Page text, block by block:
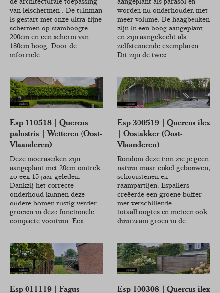
van leischermen . De tuinman
is gestart met onze ultra-fijne
schermen op stamhoogte
200cm en een scherm van
180cm hoog. Door de
informele...
worden nu onderhouden met
meer volume. De haagbeuken
zijn in een boog aangeplant
en zijn aangekocht als
zelfsteunende exemplaren.
Dit zijn de twee...
Esp 110518 | Quercus
palustris | Wetteren (Oost-
Vlaanderen)
Deze moeraseiken zijn
aangeplant met 20cm omtrek
zo een 15 jaar geleden.
Dankzij het correcte
onderhoud kunnen deze
oudere bomen rustig verder
groeien in deze functionele
compacte voortuin. Een...
Esp 300519 | Quercus ilex
| Oostakker (Oost-
Vlaanderen)
Rondom deze tuin zie je geen
natuur maar enkel gebouwen,
schoorstenen en
raampartijen. Espaliers
creëerde een groene buffer
met verschillende
totaalhoogtes en meteen ook
duurzaam groen in de...
Esp 011119 | Fagus
Esp 100308 | Quercus ilex